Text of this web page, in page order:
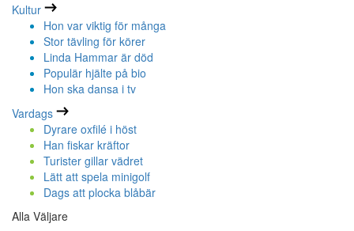
Kultur
Hon var viktig för många
Stor tävling för körer
Linda Hammar är död
Populär hjälte på bio
Hon ska dansa i tv
Vardags
Dyrare oxfilé i höst
Han fiskar kräftor
Turister gillar vädret
Lätt att spela minigolf
Dags att plocka blåbär
Alla Väljare